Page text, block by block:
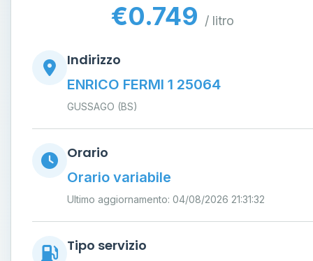
€0.749 / litro
Indirizzo
ENRICO FERMI 1 25064
GUSSAGO (BS)
Orario
Orario variabile
Ultimo aggiornamento: 04/08/2026 21:31:32
Tipo servizio